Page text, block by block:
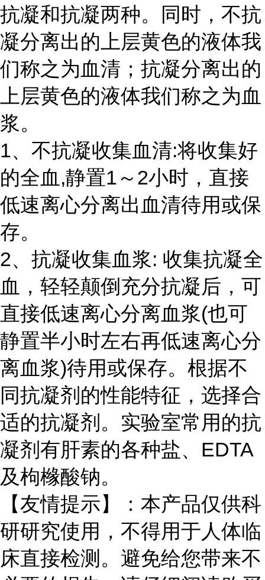
抗凝和抗凝两种。同时，不抗
凝分离出的上层黄色的液体我
们称之为血清；抗凝分离出的
上层黄色的液体我们称之为血
浆。
1、不抗凝收集血清:将收集好
的全血,静置1～2小时，直接
低速离心分离出血清待用或保
存。
2、抗凝收集血浆: 收集抗凝全
血，轻轻颠倒充分抗凝后，可
直接低速离心分离血浆(也可
静置半小时左右再低速离心分
离血浆)待用或保存。根据不
同抗凝剂的性能特征，选择合
适的抗凝剂。实验室常用的抗
凝剂有肝素的各种盐、EDTA
及枸橼酸钠。
【友情提示】：本产品仅供科
研研究使用，不得用于人体临
床直接检测。避免给您带来不